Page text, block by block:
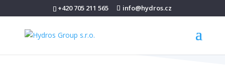
+420 705 211 565 info@hydros.cz